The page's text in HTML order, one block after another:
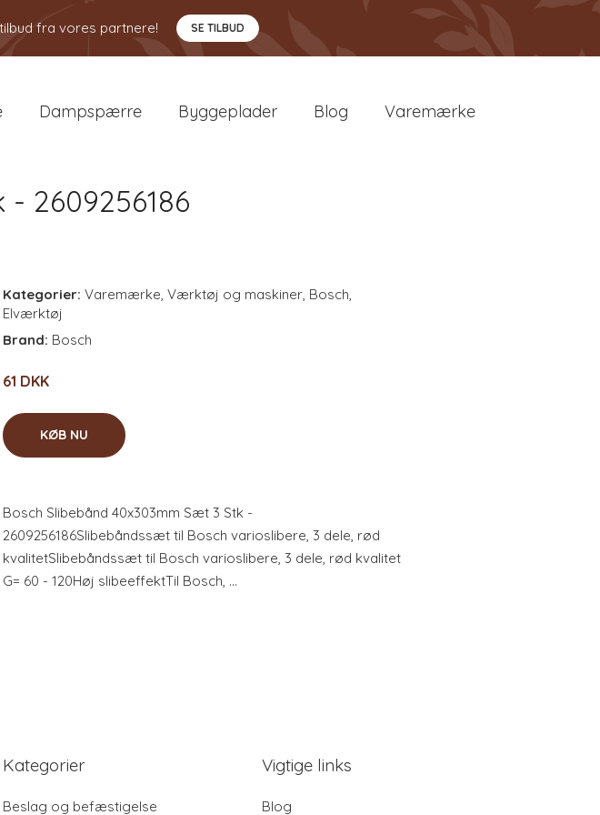
fra vores partnere! SE TILBUD
Dampspærre Byggeplader Blog Varemærke
2609256186
Kategorier: Varemærke, Værktøj og maskiner, Bosch,
Elværktøj
Brand: Bosch
61 DKK
KØB NU
Bosch Slibebånd 40x303mm Sæt 3 Stk -
2609256186Slibebåndssæt til Bosch varioslibere, 3 dele, rød
kvalitetSlibebåndssæt til Bosch varioslibere, 3 dele, rød kvalitet
G= 60 - 120Høj slibeeffektTil Bosch, …
Kategorier
Beslag og befæstigelse
Vigtige links
Blog